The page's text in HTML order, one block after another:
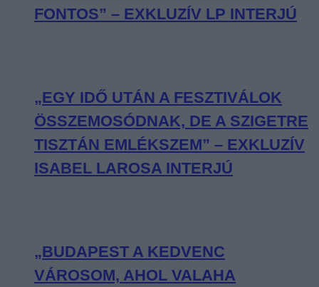
FONTOS” – EXKLUZÍV LP INTERJÚ
„EGY IDŐ UTÁN A FESZTIVÁLOK
ÖSSZEMOSÓDNAK, DE A SZIGETRE
TISZTÁN EMLÉKSZEM” – EXKLUZÍV
ISABEL LAROSA INTERJÚ
„BUDAPEST A KEDVENC
VÁROSOM, AHOL VALAHA